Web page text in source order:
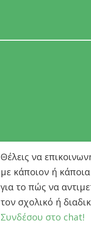
Θέλεις να
με κάποιον ή
για το πώς να
τον σχολικό ή
Συνδέσου στο chat!